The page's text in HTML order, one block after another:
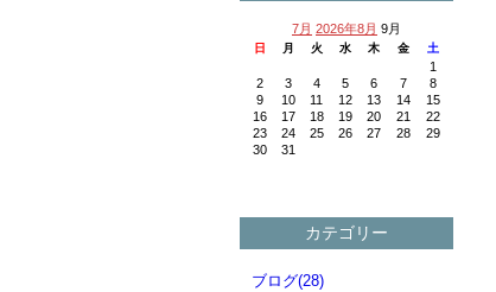
7月 2026年8月 9月
日 月 火 水 木 金 土
1
2
3 4 5 6 7
8
9
10 11 12 13 14
15
16
17 18 19 20 21
22
23
24 25 26 27 28
29
30
31
カテゴリー
ブログ(28)